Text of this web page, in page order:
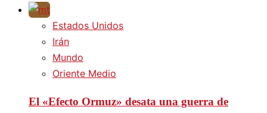
Estados Unidos
Irán
Mundo
Oriente Medio
El «Efecto Ormuz» desata una guerra de